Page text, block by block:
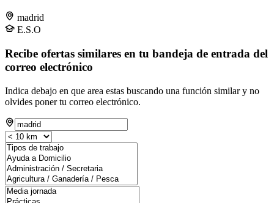
madrid
E.S.O
Recibe ofertas similares en tu bandeja de entrada del
correo electrónico
Indica debajo en que area estas buscando una función similar y no
olvides poner tu correo electrónico.